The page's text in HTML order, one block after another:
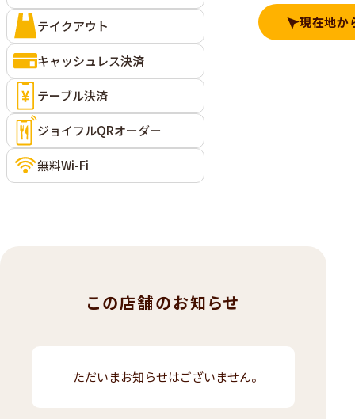
テイクアウト
キャッシュレス決済
テーブル決済
ジョイフルQRオーダー
無料Wi-Fi
現在地か
この店舗のお知らせ
ただいまお知らせはございません。